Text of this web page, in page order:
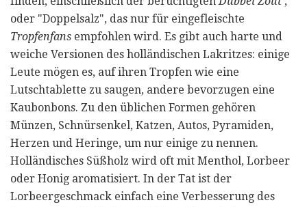
oder "Doppelsalz", das nur für eingefleischte
Tropfenfans empfohlen wird. Es gibt auch harte und
weiche Versionen des holländischen Lakritzes: einige
Leute mögen es, auf ihren Tropfen wie eine
Lutschtablette zu saugen, andere bevorzugen eine
Kaubonbons. Zu den üblichen Formen gehören
Münzen, Schnürsenkel, Katzen, Autos, Pyramiden,
Herzen und Heringe, um nur einige zu nennen.
Holländisches Süßholz wird oft mit Menthol, Lorbeer
oder Honig aromatisiert. In der Tat ist der
Lorbeergeschmack einfach eine Verbesserung des